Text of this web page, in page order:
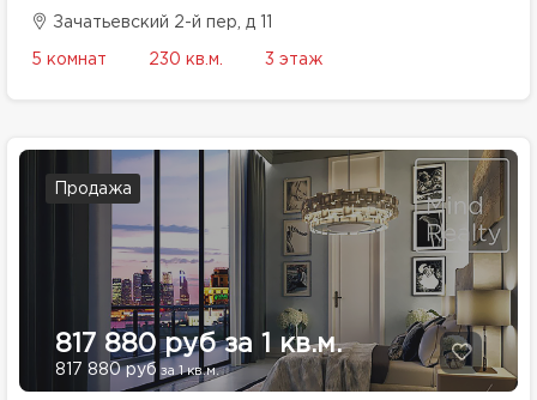
Зачатьевский 2-й пер, д 11
5 комнат 230 кв.м. 3 этаж
Продажа
817 880 руб за 1 кв.м.
817 880 руб за 1 кв.м.